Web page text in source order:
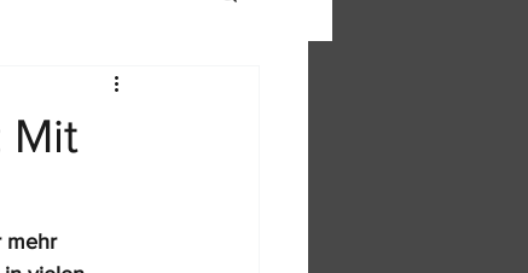
Mit
mehr